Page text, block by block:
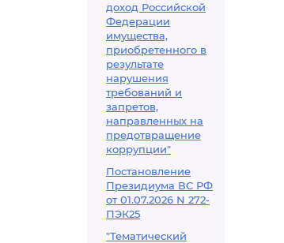
доход Российской
Федерации
имущества,
приобретенного в
результате
нарушения
требований и
запретов,
направленных на
предотвращение
коррупции"
Постановление
Президиума ВС РФ
от 01.07.2026 N 272-
ПЭК25
"Тематический